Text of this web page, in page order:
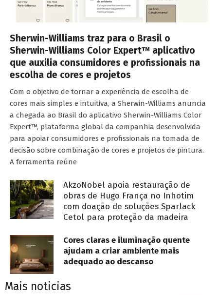
Sherwin-Williams traz para o Brasil o
Sherwin-Williams Color Expert™ aplicativo
que auxilia consumidores e profissionais na
escolha de cores e projetos
Com o objetivo de tornar a experiência de escolha de
cores mais simples e intuitiva, a Sherwin-Williams anuncia
a chegada ao Brasil do aplicativo Sherwin-Williams Color
Expert™, plataforma global da companhia desenvolvida
para apoiar consumidores e profissionais na tomada de
decisão sobre combinação de cores e projetos de pintura.
A ferramenta reúne
AkzoNobel apoia restauração de
obras de Hugo França no Inhotim
com doação de soluções Sparlack
Cetol para proteção da madeira
Cores claras e iluminação quente
ajudam a criar ambiente mais
adequado ao descanso
Mais noticias